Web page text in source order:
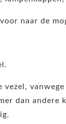
naar de
dan andere